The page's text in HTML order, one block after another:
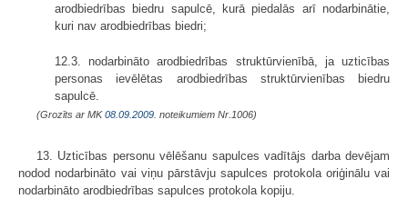
arodbiedrības biedru sapulcē, kurā piedalās arī nodarbinātie,
kuri nav arodbiedrības biedri;
12.3. nodarbināto arodbiedrības struktūrvienībā, ja uzticības
personas ievēlētas arodbiedrības struktūrvienības biedru
sapulcē.
(Grozīts ar MK08.09.2009. noteikumiem Nr.1006)
13. Uzticības personu vēlēšanu sapulces vadītājs darba devējam
nodod nodarbināto vai viņu pārstāvju sapulces protokola oriģinālu vai
nodarbināto arodbiedrības sapulces protokola kopiju.